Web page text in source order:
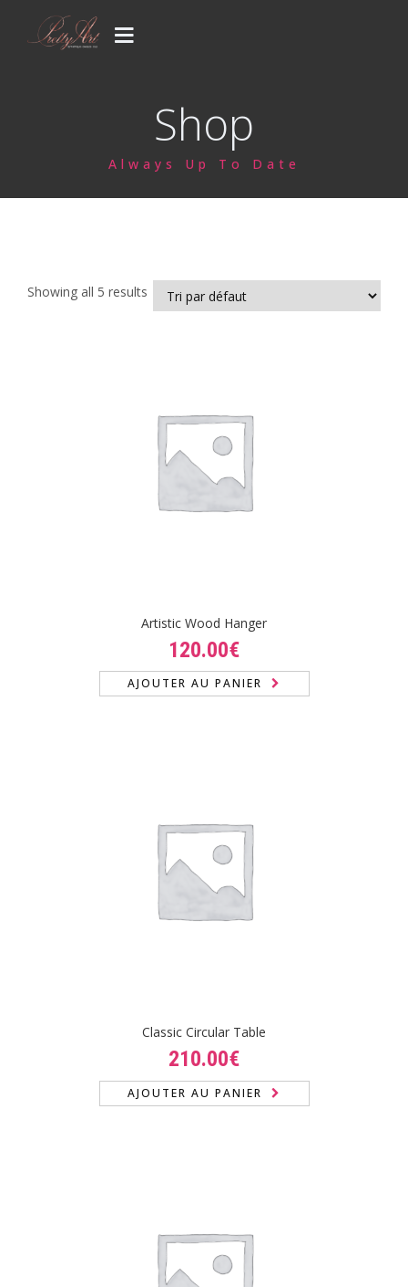
Shop
Always Up To Date
Showing all 5 results
Artistic Wood Hanger
120.00€
AJOUTER AU PANIER
Classic Circular Table
210.00€
AJOUTER AU PANIER